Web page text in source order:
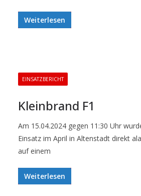
Weiterlesen
EINSATZBERICHT
Kleinbrand F1
Am 15.04.2024 gegen 11:30 Uhr
Einsatz im April in Altenstadt direkt
auf einem
Weiterlesen